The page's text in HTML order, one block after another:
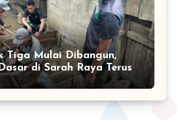
Tiga Mulai Dibangun,
di Sarah Raya Terus